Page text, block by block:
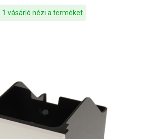
1 vásárló nézi a terméket